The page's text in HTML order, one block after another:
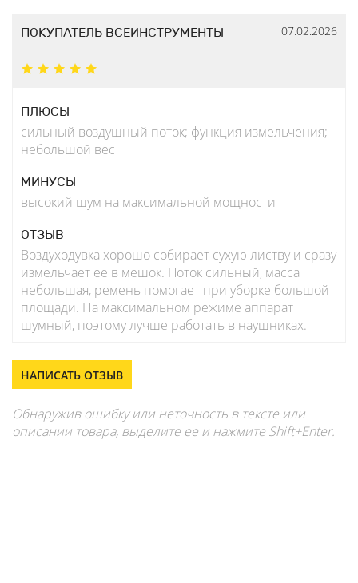
ПОКУПАТЕЛЬ ВСЕИНСТРУМЕНТЫ 07.02.2026
ПЛЮСЫ
сильный воздушный поток; функция измельчения;
небольшой вес
МИНУСЫ
высокий шум на максимальной мощности
ОТЗЫВ
Воздуходувка хорошо собирает сухую листву и сразу
измельчает ее в мешок. Поток сильный, масса
небольшая, ремень помогает при уборке большой
площади. На максимальном режиме аппарат
шумный, поэтому лучше работать в наушниках.
НАПИСАТЬ ОТЗЫВ
Обнаружив ошибку или неточность в тексте или
описании товара, выделите ее и нажмите Shift+Enter.